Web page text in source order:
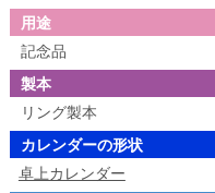
用途
記念品
製本
リング製本
カレンダーの形状
卓上カレンダー